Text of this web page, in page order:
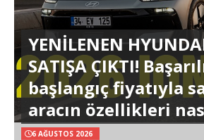
YENİLENEN
SATIŞA ÇIKTI!
başlangıç fiyatıyla
aracın özellikleri
6 AĞUSTOS 2026